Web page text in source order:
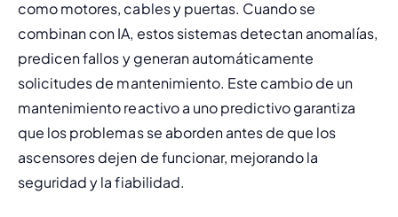
como motores, cables y puertas. Cuando se
combinan con IA, estos sistemas detectan anomalías,
predicen fallos y generan automáticamente
solicitudes de mantenimiento. Este cambio de un
mantenimiento reactivo a uno predictivo garantiza
que los problemas se aborden antes de que los
ascensores dejen de funcionar, mejorando la
seguridad y la fiabilidad.